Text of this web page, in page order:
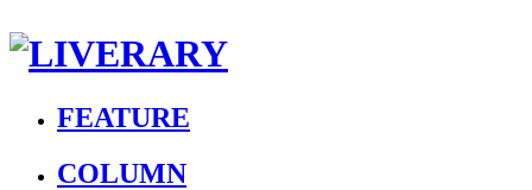
FEATURE
COLUMN